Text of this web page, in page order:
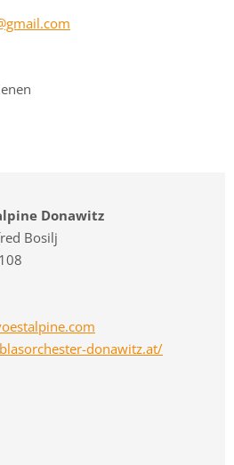
Donawitz
Bosilj
donawitz.at/